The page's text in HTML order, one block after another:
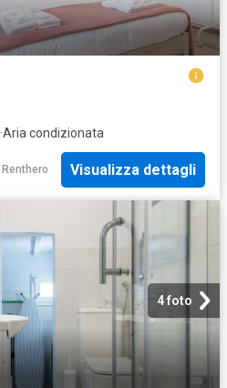
·Aria condizionata
Renthero Visualizza dettagli
4 foto